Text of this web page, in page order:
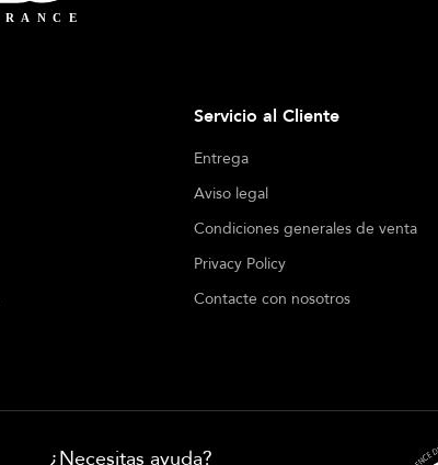
Servicio al Cliente
Entrega
Aviso legal
Condiciones generales de venta
Privacy Policy
Contacte con nosotros
¿Necesitas ayuda?